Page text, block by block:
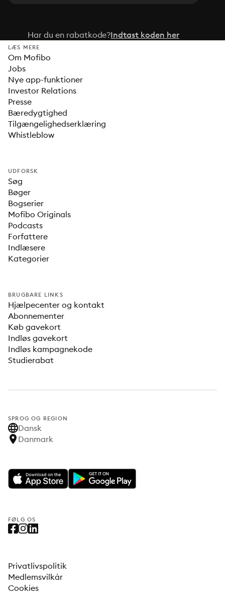
Har du en rabatkode?Indtast koden her
LÆS MERE
Om Mofibo
Jobs
Nye app-funktioner
Investor Relations
Presse
Bæredygtighed
Tilgængelighedserklæring
Whistleblow
UDFORSK
Søg
Bøger
Bogserier
Mofibo Originals
Podcasts
Forfattere
Indlæsere
Kategorier
BRUGBARE LINKS
Hjælpecenter og kontakt
Abonnementer
Køb gavekort
Indløs gavekort
Indløs kampagnekode
Studierabat
SPROG OG REGION
Dansk
Danmark
FØLG OS
Privatlivspolitik
Medlemsvilkår
Cookies